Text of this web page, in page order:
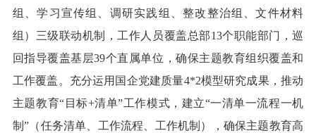
组、学习宣传组、调研实践组、整改整治组、文件材料
组）三级联动机制，工作人员覆盖总部13个职能部门，巡
回指导覆盖基层39个直属单位，确保主题教育组织覆盖和
工作覆盖。充分运用国企党建质量4*2模型研究成果，推动
主题教育“目标+清单”工作模式，建立“一清单一流程一机
制”（任务清单、工作流程、工作机制），确保主题教育高